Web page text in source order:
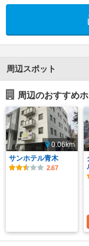
周辺スポット
周辺のおすすめ
0.06km
サンホテル青木
2.67